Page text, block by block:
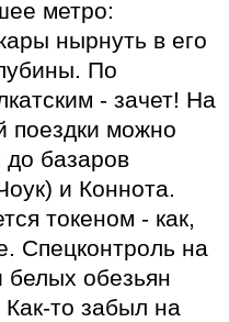
метро:
нырнуть в его
По
- зачет! На
поездки можно
базаров
и Коннота.
токеном - как,
Спецконтроль на
белых обезьян
то забыл на